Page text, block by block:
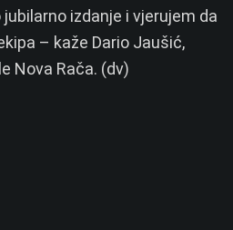
izdanje i vjerujem da
– kaže Dario Jaušić,
Nova Rača. (dv)